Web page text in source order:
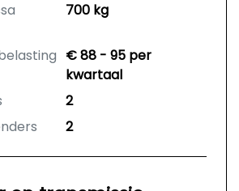
700 kg
€ 88 - 95 per
kwartaal
2
2